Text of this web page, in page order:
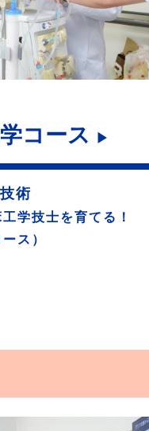
コース ▶
術
学技士を育てる！
ス）